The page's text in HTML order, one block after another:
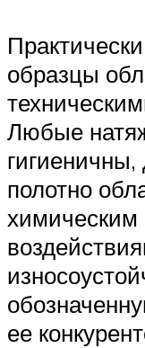
образцы
Любые
полотно
химическим
ее